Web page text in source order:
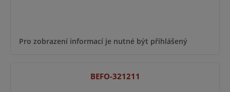
Pro zobrazení informací je nutné být přihlášený
BEFO-321211